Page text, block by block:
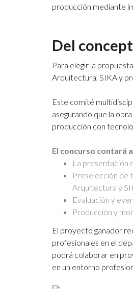
producción mediante
Del
Para elegir la
Arquitectura, SIKA y
Este comité
asegurando que la
producción con
El concurso contará
La presentación
Preselección de
Arquitectura y
Evaluación y
Producción y
El proyecto ganador
profesionales en el
podrá colaborar en
en un entorno